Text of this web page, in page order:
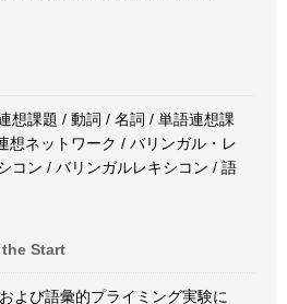
想課題 / 動詞 / 名詞 / 単語連想課
想ネットワーク / バリンガル・レ
コン / バリンガルレキシコン / 語
Start
よび語彙的プライミング実験に